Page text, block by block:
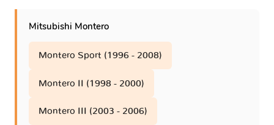
Mitsubishi Montero
Montero Sport (1996 - 2008)
Montero II (1998 - 2000)
Montero III (2003 - 2006)